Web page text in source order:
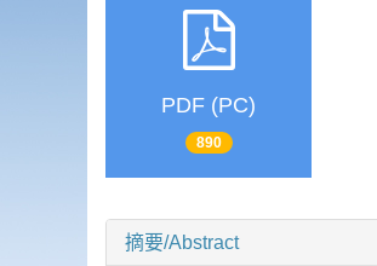
PDF (PC)
890
摘要/Abstract